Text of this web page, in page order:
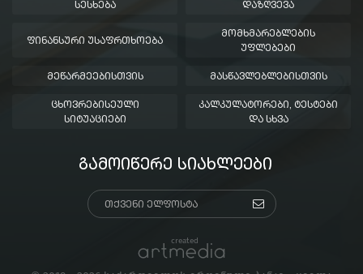
ᲡᲔᲡᲮᲔᲑᲐ ᲓᲐᲖᲦᲕᲔᲕᲐ
ᲤᲘᲜᲐᲜᲡᲣᲠᲘ ᲣᲡᲐᲤᲠᲗᲮᲝᲔᲑᲐ
ᲛᲝᲛᲮᲛᲐᲠᲔᲑᲚᲔᲑᲘᲡ
ᲣᲤᲚᲔᲑᲔᲑᲘ
ᲛᲔᲬᲐᲠᲛᲔᲔᲑᲘᲡᲗᲕᲘᲡ ᲛᲐᲡᲬᲐᲕᲚᲔᲑᲚᲔᲑᲘᲡᲗᲕᲘᲡ
ᲪᲮᲝᲕᲠᲔᲑᲘᲡᲔᲣᲚᲘ
ᲡᲘᲢᲣᲐᲪᲘᲔᲑᲘ
ᲙᲐᲚᲙᲣᲚᲐᲢᲝᲠᲔᲑᲘ, ᲢᲔᲡᲢᲔᲑᲘ
ᲓᲐ ᲡᲮᲕᲐ
ᲒᲐᲛᲝᲘᲬᲔᲠᲔ ᲡᲘᲐᲮᲚᲔᲔᲑᲘ
created